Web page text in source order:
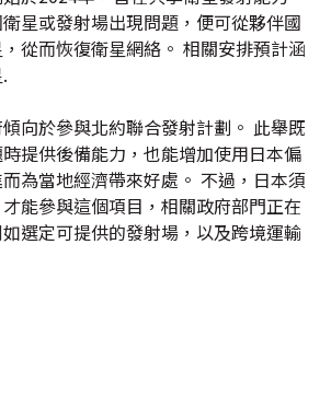
星或發射場出現問題，便可從夥伴國
從而恢復衛星網絡。 相關安排預計涵
向於參與北約聯合發射計劃。 此舉既
提供後備能力，也能增加使用日本偏
為當地經濟帶來好處。 不過，日本須
能參與這個項目，相關政府部門正在
選定可提供的發射場，以及跨境運輸